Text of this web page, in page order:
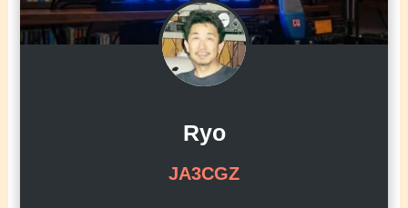
Ryo
JA3CGZ